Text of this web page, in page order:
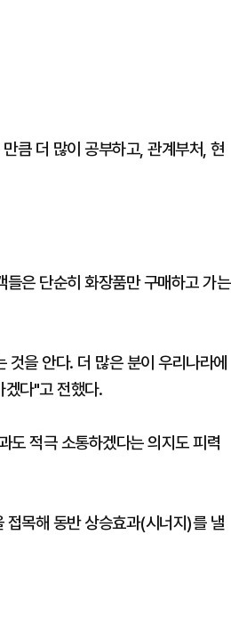
큼 더 많이 공부하고, 관계부처, 현
은 단순히 화장품만 구매하고 가는
을 안다. 더 많은 분이 우리나라에
겠다"고 전했다.
도 적극 소통하겠다는 의지도 피력
접목해 동반 상승효과(시너지)를 낼